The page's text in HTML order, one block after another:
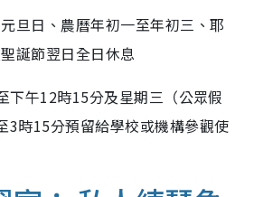
旦日、農曆年初一至年初三、耶
誕節翌日全日休息
下午12時15分及星期三（公眾假
3時15分預留給學校或機構參觀使